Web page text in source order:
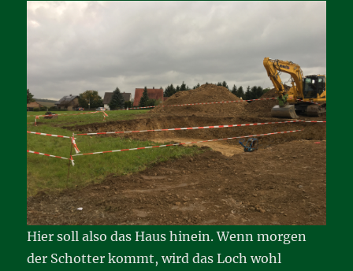
Hier soll also das Haus hinein. Wenn morgen
der Schotter kommt, wird das Loch wohl